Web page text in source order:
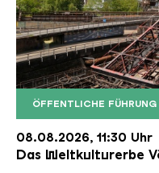
ÖFFENTLICHE FÜHRUNG
Der
Copyright:
08.08.2026, 11:30 Uhr
Das Weltkulturerbe